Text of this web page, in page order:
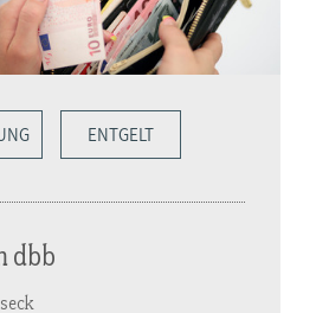
ENTGELT
dbb